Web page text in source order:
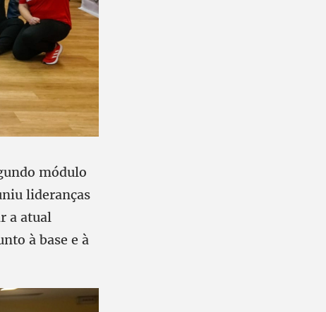
módulo
lideranças
a atual
à base e à